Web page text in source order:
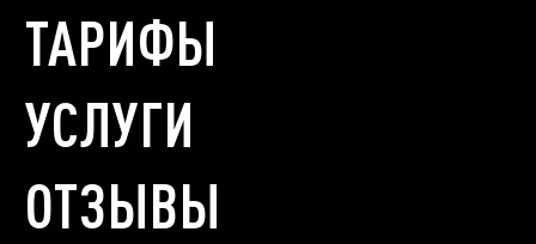
ТАРИФЫ
УСЛУГИ
ОТЗЫВЫ